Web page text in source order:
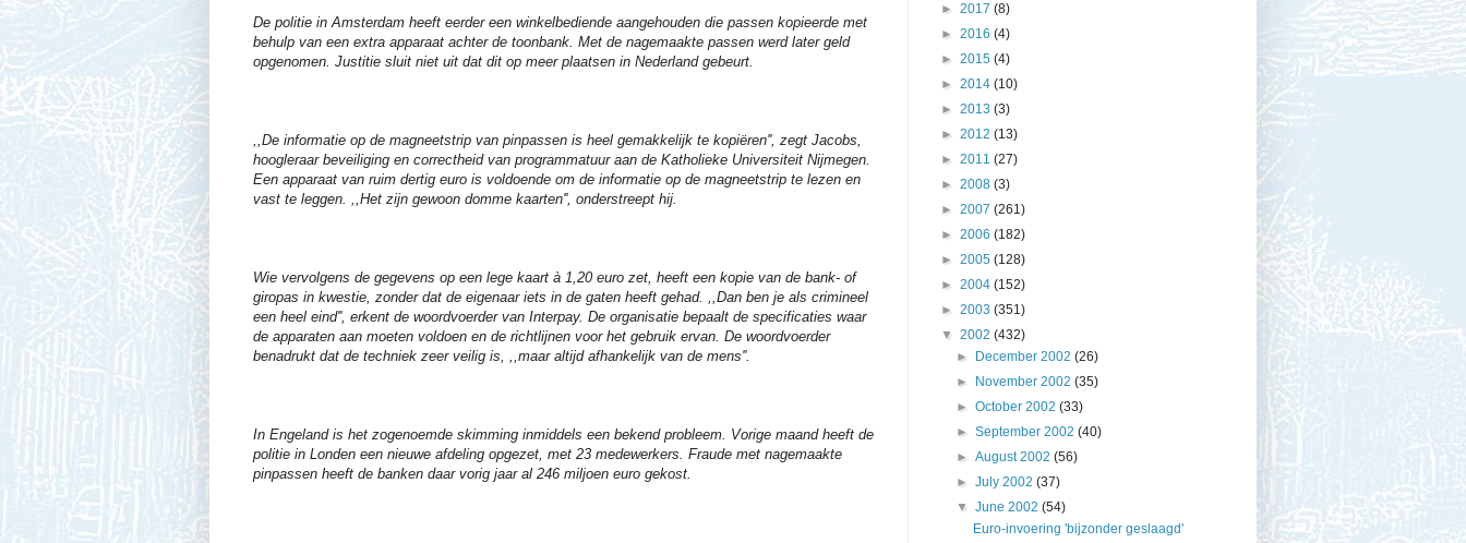
De politie in Amsterdam heeft eerder een winkelbediende aangehouden die passen kopieerde met
behulp van een extra apparaat achter de toonbank. Met de nagemaakte passen werd later geld
opgenomen. Justitie sluit niet uit dat dit op meer plaatsen in Nederland gebeurt.
,,De informatie op de magneetstrip van pinpassen is heel gemakkelijk te kopiëren'', zegt Jacobs,
hoogleraar beveiliging en correctheid van programmatuur aan de Katholieke Universiteit Nijmegen.
Een apparaat van ruim dertig euro is voldoende om de informatie op de magneetstrip te lezen en
vast te leggen. ,,Het zijn gewoon domme kaarten'', onderstreept hij.
Wie vervolgens de gegevens op een lege kaart à 1,20 euro zet, heeft een kopie van de bank- of
giropas in kwestie, zonder dat de eigenaar iets in de gaten heeft gehad. ,,Dan ben je als crimineel
een heel eind'', erkent de woordvoerder van Interpay. De organisatie bepaalt de specificaties waar
de apparaten aan moeten voldoen en de richtlijnen voor het gebruik ervan. De woordvoerder
benadrukt dat de techniek zeer veilig is, ,,maar altijd afhankelijk van de mens''.
In Engeland is het zogenoemde skimming inmiddels een bekend probleem. Vorige maand heeft de
politie in Londen een nieuwe afdeling opgezet, met 23 medewerkers. Fraude met nagemaakte
pinpassen heeft de banken daar vorig jaar al 246 miljoen euro gekost.
► 2017 (8)
► 2016 (4)
► 2015 (4)
► 2014 (10)
► 2013 (3)
► 2012 (13)
► 2011 (27)
► 2008 (3)
► 2007 (261)
► 2006 (182)
► 2005 (128)
► 2004 (152)
► 2003 (351)
▼ 2002 (432)
►
December 2002(26)
►
November 2002(35)
►October 2002(33)
►September 2002(40)
►August 2002(56)
►July 2002(37)
▼June 2002(54)
Euro-invoering 'bijzonder geslaagd'